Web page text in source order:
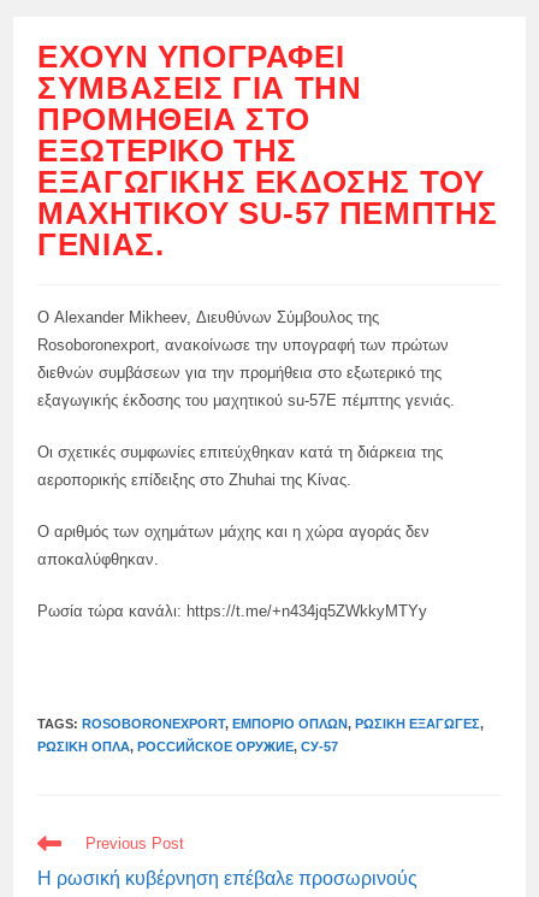
ΈΧΟΥΝ ΥΠΟΓΡΑΦΕΊ
ΣΥΜΒΆΣΕΙΣ ΓΙΑ ΤΗΝ
ΠΡΟΜΉΘΕΙΑ ΣΤΟ
ΕΞΩΤΕΡΙΚΌ ΤΗΣ
ΕΞΑΓΩΓΙΚΉΣ ΈΚΔΟΣΗΣ ΤΟΥ
ΜΑΧΗΤΙΚΟΎ SU-57 ΠΈΜΠΤΗΣ
ΓΕΝΙΆΣ.
Ο Alexander Mikheev, Διευθύνων Σύμβουλος της
Rosoboronexport, ανακοίνωσε την υπογραφή των πρώτων
διεθνών συμβάσεων για την προμήθεια στο εξωτερικό της
εξαγωγικής έκδοσης του μαχητικού su-57E πέμπτης γενιάς.
Οι σχετικές συμφωνίες επιτεύχθηκαν κατά τη διάρκεια της
αεροπορικής επίδειξης στο Zhuhai της Κίνας.
Ο αριθμός των οχημάτων μάχης και η χώρα αγοράς δεν
αποκαλύφθηκαν.
Ρωσία τώρα κανάλι: https://t.me/+n434jq5ZWkkyMTYy
TAGS:ROSOBORONEXPORT, ΕΜΠΌΡΙΟ ΌΠΛΩΝ, ΡΩΣΙΚΉ ΕΞΑΓΩΓΈΣ,
ΡΩΣΙΚΉ ΌΠΛΑ, РОССИЙСКОЕ ОРУЖИЕ, СУ-57
READ
MORE
ARTICLES
Previous Post
Η ρωσική κυβέρνηση επέβαλε προσωρινούς